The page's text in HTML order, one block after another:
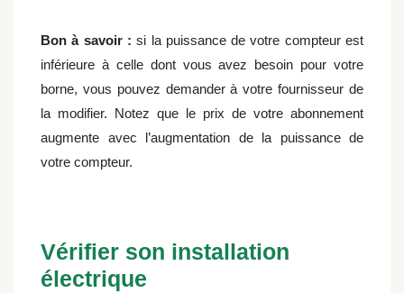
Bon à savoir : si la puissance de votre compteur est
inférieure à celle dont vous avez besoin pour votre
borne, vous pouvez demander à votre fournisseur de
la modifier. Notez que le prix de votre abonnement
augmente avec l’augmentation de la puissance de
votre compteur.
Vérifier son installation
électrique